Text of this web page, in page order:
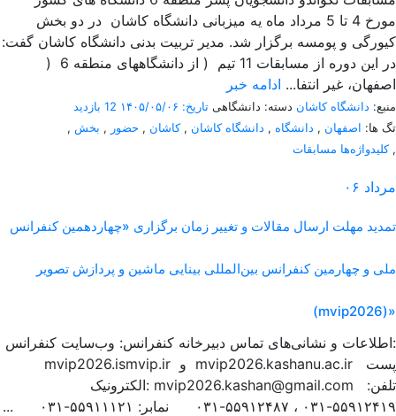
مورخ 4 تا 5 مرداد ماه یه میزبانی دانشگاه کاشان در دو بخش
کیورگی و پومسه برگزار شد. مدیر تربیت بدنی دانشگاه کاشان گفت:
در این دوره از مسابقات 11 تیم ( از دانشگاههای منطقه 6 (
اصفهان، غیر انتفا... ادامه خبر
منبع: دانشگاه کاشان دسته: دانشگاهی تاریخ: ۱۴۰۵/۰۵/۰۶
12 بازدید
تگ ها: اصفهان , دانشگاه , دانشگاه کاشان ,کاشان , حضور , بخش ,
کلیدواژه‌ها مسابقات,
۰۶ مرداد
تمدید مهلت ارسال مقالات و تغییر زمان برگزاری «چهاردهمین کنفرانس
ملی و چهارمین کنفرانس بین‌المللی بینایی ماشین و پردازش تصویر
(mvip2026)»
اطلاعات و نشانی‌های تماس دبیرخانه کنفرانس: وب‌سایت کنفرانس:
mvip2026.ismvip.ir و mvip2026.kashanu.ac.ir پست
الکترونیک: mvip2026.kashan@gmail.com تلفن:
۵۵۹۱۲۴۱۹-۰۳۱ ، ۵۵۹۱۲۴۸۷-۰۳۱ نمابر: ۵۵۹۱۱۱۲۱-۰۳۱ ...